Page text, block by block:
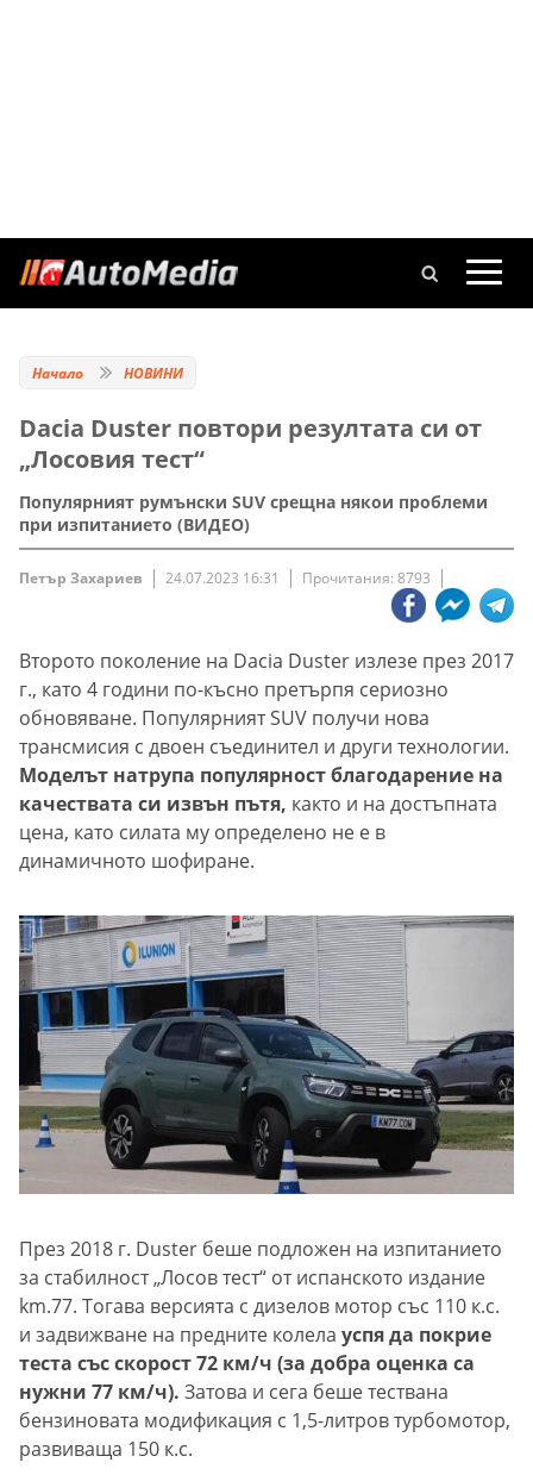
Начало НОВИНИ
Dacia Duster повтори резултата си от
„Лосовия тест“
Популярният румънски SUV срещна някои проблеми
при изпитанието (ВИДЕО)
Петър Захариев 24.07.2023 16:31 Прочитания: 8793
Второто поколение на Dacia Duster излезе през 2017
г., като 4 години по-късно претърпя сериозно
обновяване. Популярният SUV получи нова
трансмисия с двоен съединител и други технологии.
Моделът натрупа популярност благодарение на
качествата си извън пътя, както и на достъпната
цена, като силата му определено не е в
динамичното шофиране.
През 2018 г. Duster беше подложен на изпитанието
за стабилност „Лосов тест“ от испанското издание
km.77. Тогава версията с дизелов мотор със 110 к.с.
и задвижване на предните колела успя да покрие
теста със скорост 72 км/ч (за добра оценка са
нужни 77 км/ч). Затова и сега беше тествана
бензиновата модификация с 1,5-литров турбомотор,
развиваща 150 к.с.